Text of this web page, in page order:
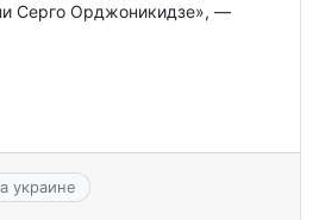
Серго Орджоникидзе», —
украине